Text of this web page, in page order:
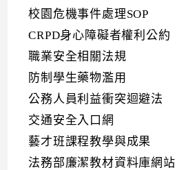
校園危機事件處理SOP
CRPD身心障礙者權利公約
職業安全相關法規
防制學生藥物濫用
公務人員利益衝突迴避法
交通安全入口網
藝才班課程教學與成果
法務部廉潔教材資料庫網站